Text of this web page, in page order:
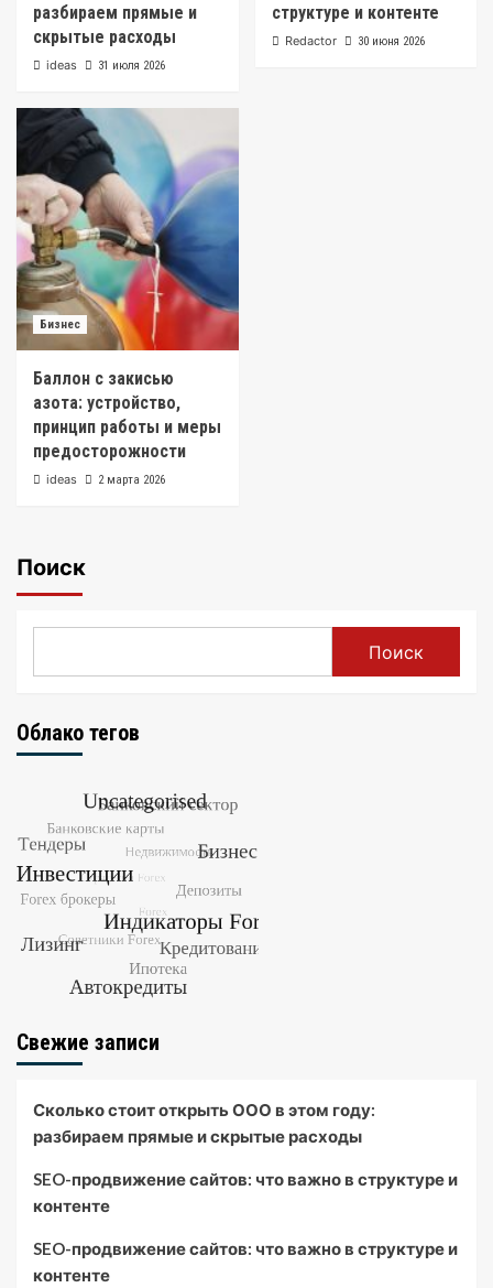
разбираем прямые и
скрытые расходы
ideas 31 июля 2026
структуре и контенте
Redactor 30 июня 2026
Бизнес
Баллон с закисью
азота: устройство,
принцип работы и меры
предосторожности
ideas 2 марта 2026
Поиск
Поиск
Облако тегов
Свежие записи
Сколько стоит открыть ООО в этом году:
разбираем прямые и скрытые расходы
SEO-продвижение сайтов: что важно в структуре и
контенте
SEO-продвижение сайтов: что важно в структуре и
контенте